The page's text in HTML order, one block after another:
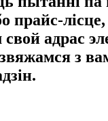
прайс-лісце,
адрас
з